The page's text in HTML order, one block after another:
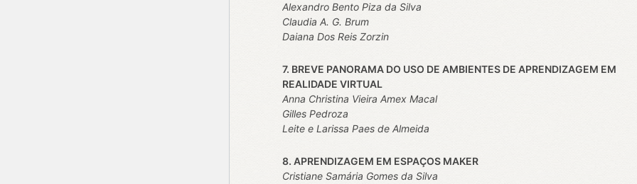
Alexandro Bento Piza da Silva
Claudia A. G. Brum
Daiana Dos Reis Zorzin
7. BREVE PANORAMA DO USO DE AMBIENTES DE APRENDIZAGEM EM
REALIDADE VIRTUAL
Anna Christina Vieira Amex Macal
Gilles Pedroza
Leite e Larissa Paes de Almeida
8. APRENDIZAGEM EM ESPAÇOS MAKER
Cristiane Samária Gomes da Silva